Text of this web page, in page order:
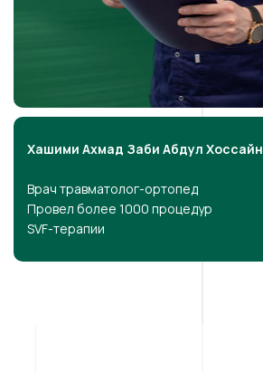
Хашими Ахмад Заби Абдул Хоссайн
Врач травматолог-ортопед
Провел более 1000 процедур
SVF-терапии